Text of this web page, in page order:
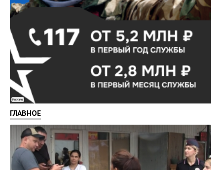
Реклама
ГЛАВНОЕ